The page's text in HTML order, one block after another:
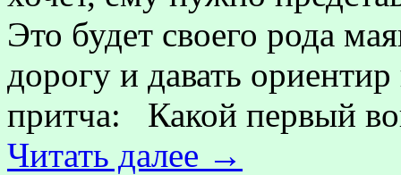
Это будет своего рода
дорогу и давать
притча: Какой первый
Читать далее →